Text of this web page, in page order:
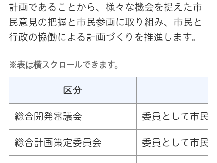
計画であることから、様々な機会を捉えた市
民意見の把握と市民参画に取り組み、市民と
行政の協働による計画づくりを推進します。
※表は横スクロールできます。
区分
総合開発審議会 委員として市民
総合計画策定委員会 委員として市民